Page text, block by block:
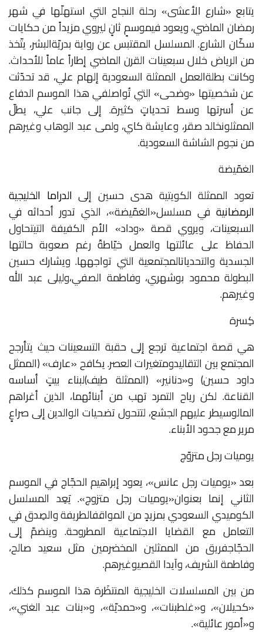
يتابع «شارع الأعشى» رحلة النجاح التي استهلّها في شهر
رمضانالماضي،ويعودفيموسمٍثانٍليرويمزيداًمنحكايات
سكّان الشارع.المسلسل المقتبس عنروايةبدريّةالبشر، يتّخذ
منالرياضخلالسبعينات القرنالماضي إطاراً عاماًللأحداث.
وكانت بطلةالعمل الممثلة السعودية إلهام علي، قدتحدّثت
عنشخصيتها «وضحى» التيتُواصلفيهذا الموسمالدفاع
عن أسرتها وسط تحدياتٍ كثيرة. إلى جانب علي، يطلّ
الممثلونخالدصقر، وعايشةكاي،ولمى عبد الوهابوغيرهم
مننجومالشاشةالسعودية.
الغمّيضة
تعود الممثلة الكويتية هدى حسين إلى الدراما الخليجية
الرمضانية في مسلسل«الغمّيضة»، الذي تدور أحداثه في
السبعينات، ويروي قصة «وداد» الأم الكفيفة التيتحاول
الحفاظ على عائلتها والعمل خيّاطةً رغم صعوبة حالتها
الجسدية والتحدياتالمجتمعية التي تواجهها. ويشارك حسين
البطولة محمود بوشهري، وفاطمة الصفي،وليلى عبد الله
وغيرهم.
كِسرة
هي قصة اجتماعية ترجع إلى حقبة التسعينات حيث يتأرجح
المجتمعبينالتقاليدومتغيراتالعصر.يكافح«عارف»(الممثل
داود حسين) و«دنانير» (الممثلة طيف)لبناء بيتٍ أساسه
القناعة. لكن رياح التمرد تهب من أبنائهما، الذين أغراهم
المالوسيطر عليهمالجشع،لتتحولتضحياتالوالدينإلىصراعٍ
مريرمعجحودالأبناء.
يوميات رجل متزوّج
بعد«يومياترجل عانس»، يعود إبراهيمالحجّاجفيالموسم
الثاني إنما بعنوان«يوميات رجل متزوج».يَعِد المسلسل
الكوميديالسعوديبمزيدٍمنالمواقفالطريفةوالصِدقفي
التعامل مع القضايا الاجتماعية المطروحة.وينضمّ إلى
الحجّاجفريق من الممثلين المخضرمين مثل سعيد صالح،
وفاطمةالشريف،وآيداالقصيوغيرهم.
من بين المسلسلات الخليجية المنتظَرة هذا الموسم كذلك،
«كحيلان»، و«غلطبنات»، و«حمديّة»، و«بنات عبد الغني»،
و«أمور عائلية».